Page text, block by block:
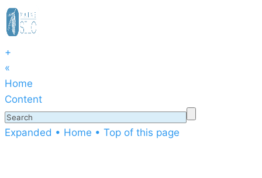
+
«
Home
Content
Expanded • Home • Top of this page